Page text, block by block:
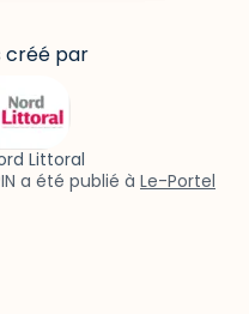
créé par
Littoral
a été publié à Le-Portel